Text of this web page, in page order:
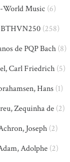
-World Music (6)
(258)
de PQP Bach(8)
Carl Friedrich(5)
Hans(1)
Zequinha de (2)
Joseph(2)
Adolphe(2)